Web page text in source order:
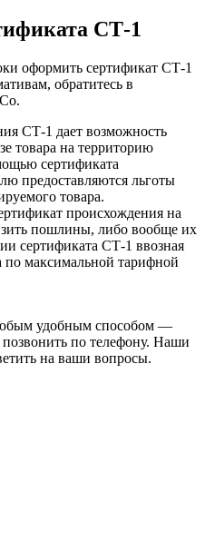
СТ-1
оформить сертификат СТ-1
обратитесь в
СТ-1 дает возможность
товара на территорию
сертификата
предоставляются льготы
товара.
происхождения на
пошлины, либо вообще их
сертификата СТ-1 ввозная
по максимальной тарифной
удобным способом —
по телефону. Наши
на ваши вопросы.